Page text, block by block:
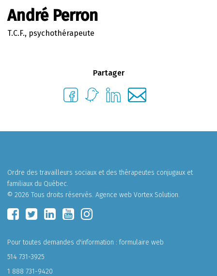
André Perron
T.C.F., psychothérapeute
Partager
Ordre des travailleurs sociaux et des thérapeutes conjugaux et
familiaux du Québec.
© 2026 Tous droits réservés. Agence web Vortex Solution.
Pour toutes demandes d'information :formulaire web
514 731-3925
1 888 731-9420